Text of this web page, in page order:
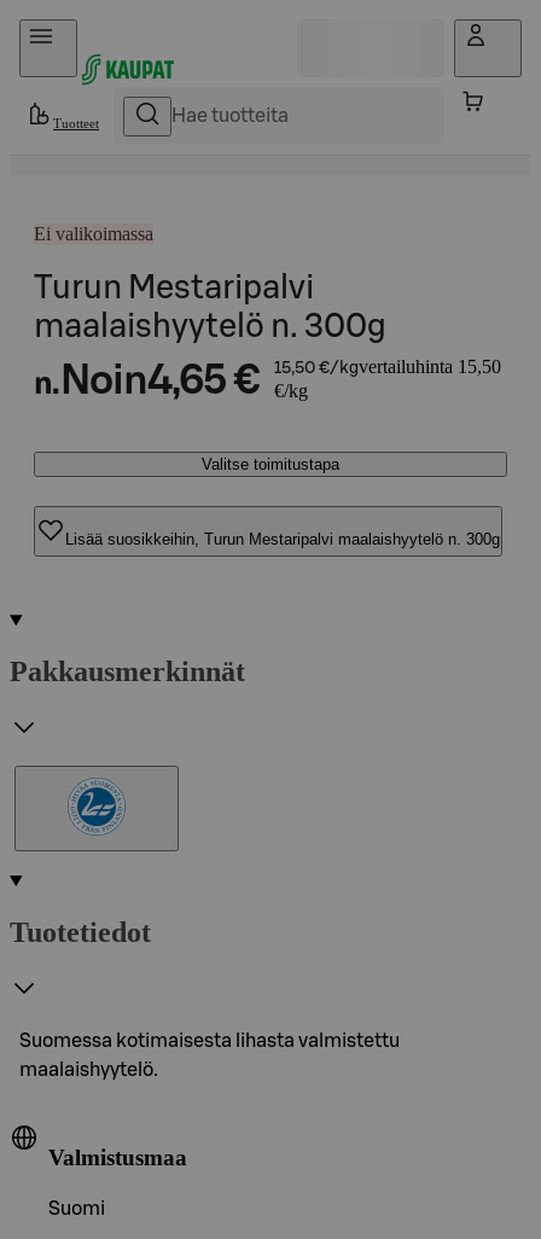
Hyppää sisältöön
Tuotteet
Ei valikoimassa
Turun Mestaripalvi
maalaishyytelö n. 300g
n. Noin4,65 € 15,50 €/kgvertailuhinta 15,50
€/kg
Valitse toimitustapa
Lisää suosikkeihin, Turun Mestaripalvi maalaishyytelö n. 300g
Pakkausmerkinnät
Tuotetiedot
Suomessa kotimaisesta lihasta valmistettu
maalaishyytelö.
Valmistusmaa
Suomi